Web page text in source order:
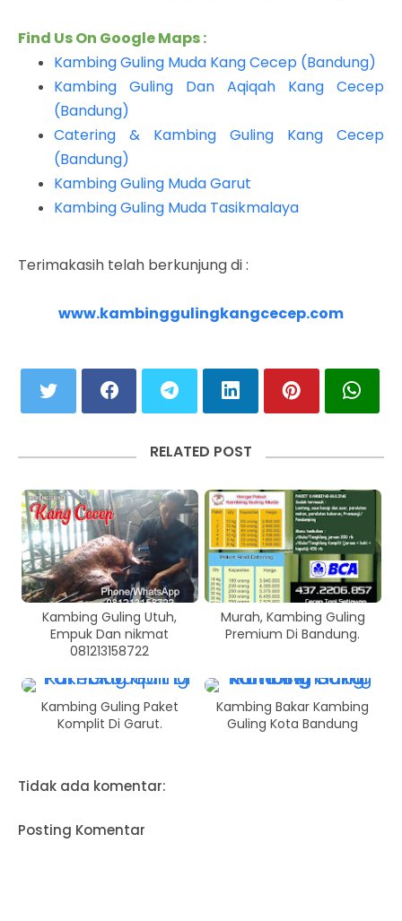
Find Us On Google Maps :
Kambing Guling Muda Kang Cecep (Bandung)
Kambing Guling Dan Aqiqah Kang Cecep
(Bandung)
Catering & Kambing Guling Kang Cecep
(Bandung)
Kambing Guling Muda Garut
Kambing Guling Muda Tasikmalaya
Terimakasih telah berkunjung di :
www.kambinggulingkangcecep.com
RELATED POST
Kambing Guling Utuh,
Empuk Dan nikmat
081213158722
Murah, Kambing Guling
Premium Di Bandung.
Kambing Guling Paket
Komplit Di Garut.
Kambing Bakar Kambing
Guling Kota Bandung
Tidak ada komentar:
Posting Komentar